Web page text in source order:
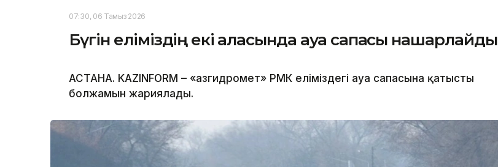
07:30, 06 Тамыз 2026
Бүгін еліміздің екі қаласында ауа сапасы нашарлайды
АСТАНА. KAZINFORM – «Қазгидромет» РМК еліміздегі ауа сапасына қатысты
болжамын жариялады.